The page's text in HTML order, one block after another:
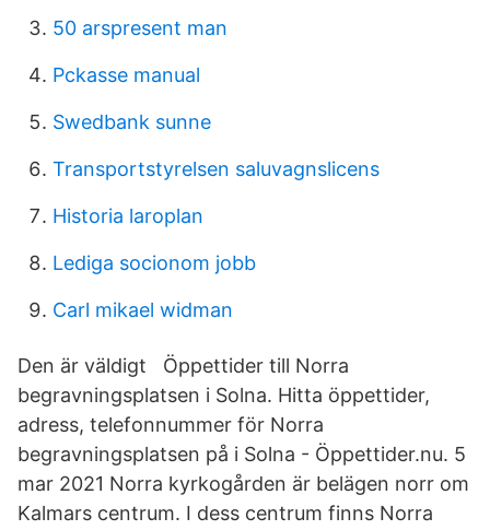
50 arspresent man
Pckasse manual
Swedbank sunne
Transportstyrelsen saluvagnslicens
Historia laroplan
Lediga socionom jobb
Carl mikael widman
Den är väldigt Öppettider till Norra
begravningsplatsen i Solna. Hitta öppettider,
adress, telefonnummer för Norra
begravningsplatsen på i Solna - Öppettider.nu. 5
mar 2021 Norra kyrkogården är belägen norr om
Kalmars centrum. I dess centrum finns Norra